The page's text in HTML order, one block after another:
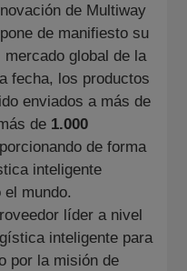
de Multiway
de manifiesto su
global de la
fecha, los productos
enviados a más de
de 1.000
de forma
inteligente
mundo.
líder a nivel
inteligente para
por la misión de